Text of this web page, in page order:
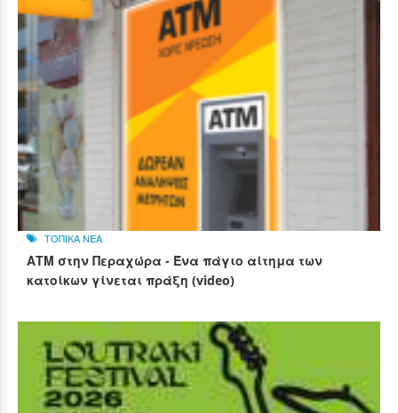
ΤΟΠΙΚΑ ΝΕΑ
ΑΤΜ στην Περαχώρα - Ένα πάγιο αίτημα των
κατοίκων γίνεται πράξη (video)